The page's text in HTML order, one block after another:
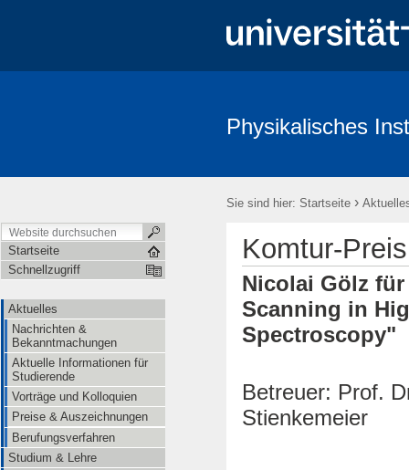
Physikalisches
Sie sind hier: Startseite ›
Startseite
Schnellzugriff
Aktuelles
Nachrichten &
Bekanntmachungen
Aktuelle Informationen für
Studierende
Vorträge und Kolloquien
Preise & Auszeichnungen
Berufungsverfahren
Studium & Lehre
Komtur-
Nicolai Gölz
Scanning in
Spectroscopy"
Betreuer: Prof.
Stienkemeier